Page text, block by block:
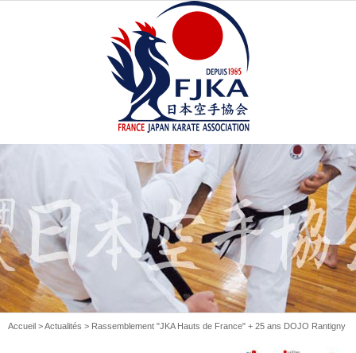
Accueil >Actualités > Rassemblement "JKA Hauts de France" + 25 ans DOJO Rantigny